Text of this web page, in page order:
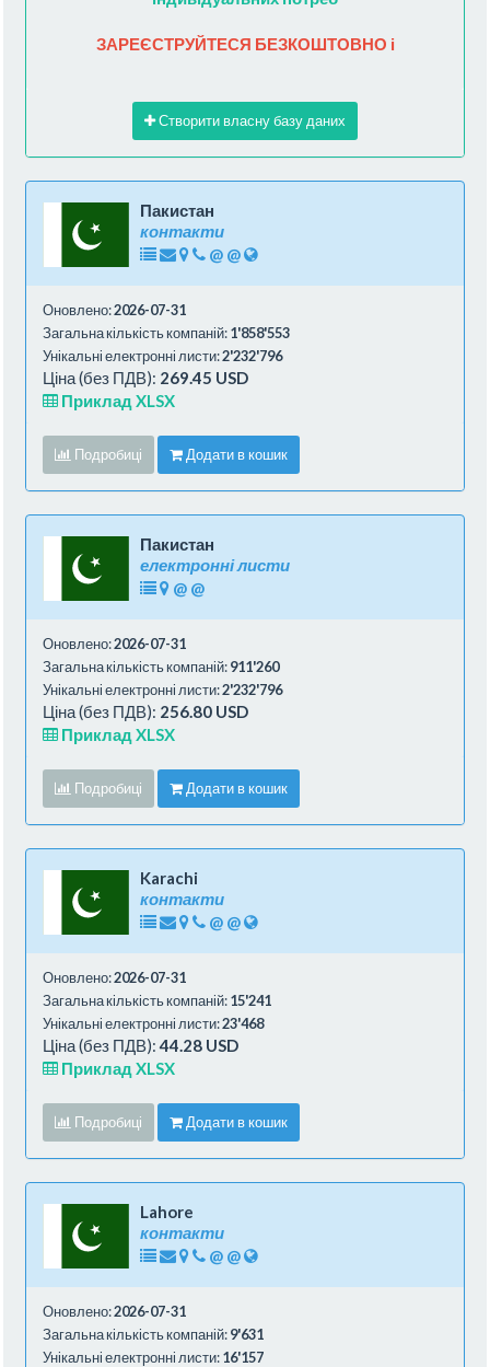
ЗАРЕЄСТРУЙТЕСЯ БЕЗКОШТОВНО і
Створити власну базу даних
Пакистан
контакти
@ @
Оновлено:2026-07-31
Загальна кількість компаній:1'858'553
Унікальні електронні листи:2'232'796
Ціна (без ПДВ): 269.45 USD
Приклад XLSX
Подробиці Додати в кошик
Пакистан
електронні листи
@ @
Оновлено:2026-07-31
Загальна кількість компаній:911'260
Унікальні електронні листи:2'232'796
Ціна (без ПДВ): 256.80 USD
Приклад XLSX
Подробиці Додати в кошик
Karachi
контакти
@ @
Оновлено:2026-07-31
Загальна кількість компаній:15'241
Унікальні електронні листи:23'468
Ціна (без ПДВ):44.28 USD
Приклад XLSX
Подробиці Додати в кошик
Lahore
контакти
@ @
Оновлено:2026-07-31
Загальна кількість компаній:9'631
Унікальні електронні листи:16'157